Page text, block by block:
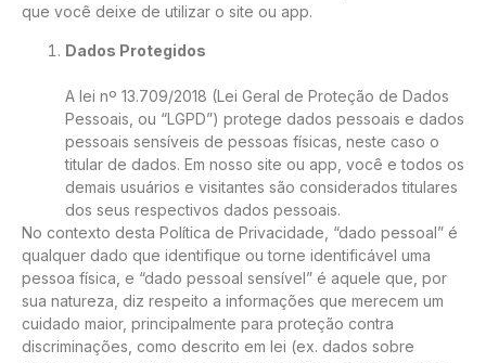
que você deixe de utilizar o site ou app.
Dados Protegidos
A lei nº 13.709/2018 (Lei Geral de Proteção de Dados
Pessoais, ou “LGPD”) protege dados pessoais e dados
pessoais sensíveis de pessoas físicas, neste caso o
titular de dados. Em nosso site ou app, você e todos os
demais usuários e visitantes são considerados titulares
dos seus respectivos dados pessoais.
No contexto desta Política de Privacidade, “dado pessoal” é
qualquer dado que identifique ou torne identificável uma
pessoa física, e “dado pessoal sensível” é aquele que, por
sua natureza, diz respeito a informações que merecem um
cuidado maior, principalmente para proteção contra
discriminações, como descrito em lei (ex. dados sobre